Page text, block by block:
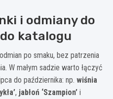
i odmiany do
katalogu
po smaku, bez patrzenia
W małym sadzie warto łączyć
do października: np. wiśnia
, jabłoń ‘Szampion’ i